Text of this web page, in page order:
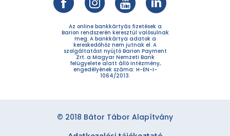
Az online bankkártyás fizetések a
Barion rendszerén keresztül valósulnak
meg. A bankkártya adatok a
kereskedőhöz nem jutnak el. A
szolgáltatást nyújtó Barion Payment
Zrt. a Magyar Nemzeti Bank
felügyelete alatt álló intézmény,
engedélyének száma: H-EN-I-
1064/2013.
© 2018 Bátor Tábor Alapítvány